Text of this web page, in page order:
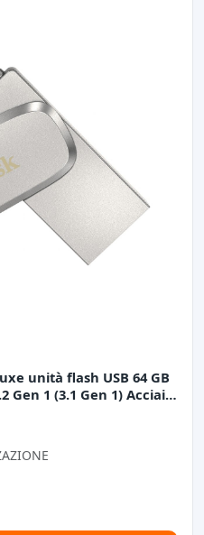
unità flash USB 64 GB
Gen 1 (3.1 Gen 1) Acciaio